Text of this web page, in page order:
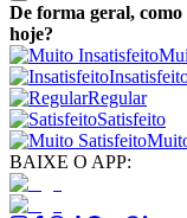
De forma geral, como
hoje?
Regular
Satisfeito
BAIXE O APP: